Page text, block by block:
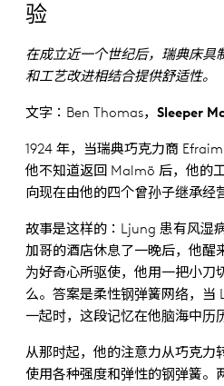
验
在成立近一个世纪后，瑞典床具
和工艺改进相结合提供舒适性。
文字：Ben Thomas， Sleeper
1924 年，当瑞典巧克力商
他不知道返回 Malmö 后，他的
向现在由他的四个曾孙子继承经
故事是这样的：Ljung 患有风湿
加哥的酒店休息了一晚后，他醒
为好奇心所驱使，他用一把小刀
么。答案是柔性钢弹簧网络，当
一起时，这段记忆在他脑海中历
从那时起，他的注意力从巧克力
使用各种强度和弹性的钢弹簧。